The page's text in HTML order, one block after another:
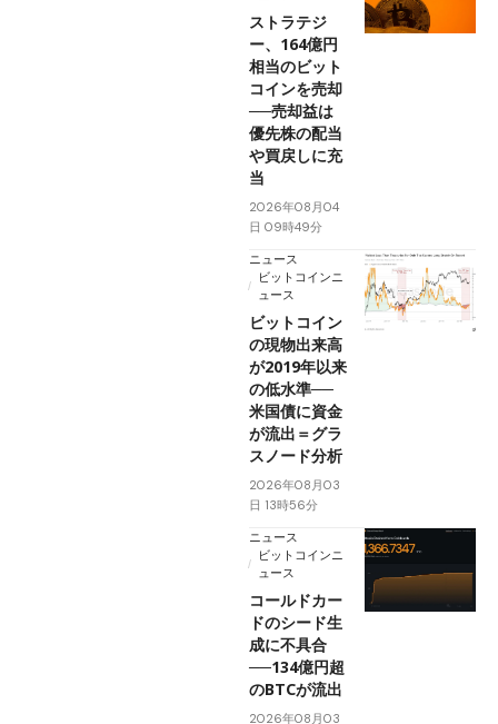
ストラテジ
ー、164億円
相当のビット
コインを売却
──売却益は
優先株の配当
や買戻しに充
当
2026年08月04
日 09時49分
ニュース
ビットコインニ
ュース
ビットコイン
の現物出来高
が2019年以来
の低水準──
米国債に資金
が流出＝グラ
スノード分析
2026年08月03
日 13時56分
ニュース
ビットコインニ
ュース
コールドカー
ドのシード生
成に不具合
──134億円超
のBTCが流出
2026年08月03